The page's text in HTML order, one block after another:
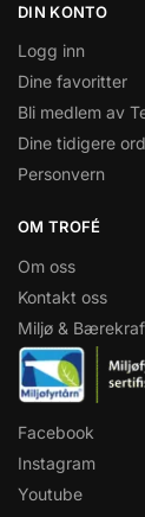
DIN KONTO
Logg inn
Dine favoritter
Bli medlem av
Dine tidigere
Personvern
OM TROFÉ
Om oss
Kontakt oss
Miljø &
Facebook
Instagram
Youtube